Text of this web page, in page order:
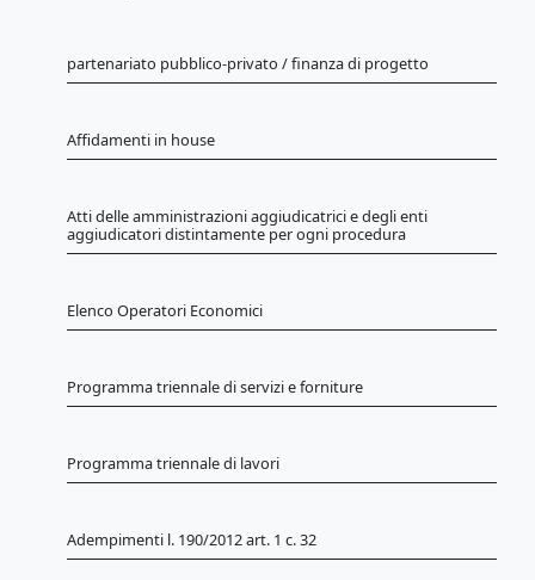
partenariato pubblico-privato / finanza di progetto
Affidamenti in house
Atti delle amministrazioni aggiudicatrici e degli enti
aggiudicatori distintamente per ogni procedura
Elenco Operatori Economici
Programma triennale di servizi e forniture
Programma triennale di lavori
Adempimenti l. 190/2012 art. 1 c. 32